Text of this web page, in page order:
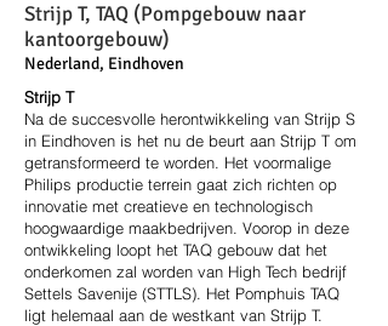
Strijp T, TAQ (Pompgebouw naar
kantoorgebouw)
Nederland, Eindhoven
Strijp T
Na de succesvolle herontwikkeling van Strijp S
in Eindhoven is het nu de beurt aan Strijp T om
getransformeerd te worden. Het voormalige
Philips productie terrein gaat zich richten op
innovatie met creatieve en technologisch
hoogwaardige maakbedrijven. Voorop in deze
ontwikkeling loopt het TAQ gebouw dat het
onderkomen zal worden van High Tech bedrijf
Settels Savenije (STTLS). Het Pomphuis TAQ
ligt helemaal aan de westkant van Strijp T.